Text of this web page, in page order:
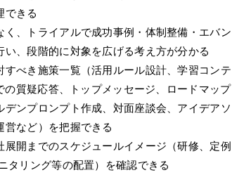
できる
く、トライアルで成功事例・体制整備・エバン
い、段階的に対象を広げる考え方が分かる
すべき施策一覧（活用ルール設計、学習コンテ
の質疑応答、トップメッセージ、ロードマップ
デンプロンプト作成、対面座談会、アイデアソ
営など）を把握できる
展開までのスケジュールイメージ（研修、定例
タリング等の配置）を確認できる